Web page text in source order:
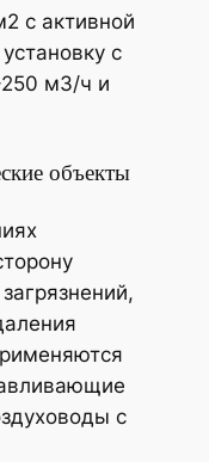
с активной
с
м3/ч и
объекты
с